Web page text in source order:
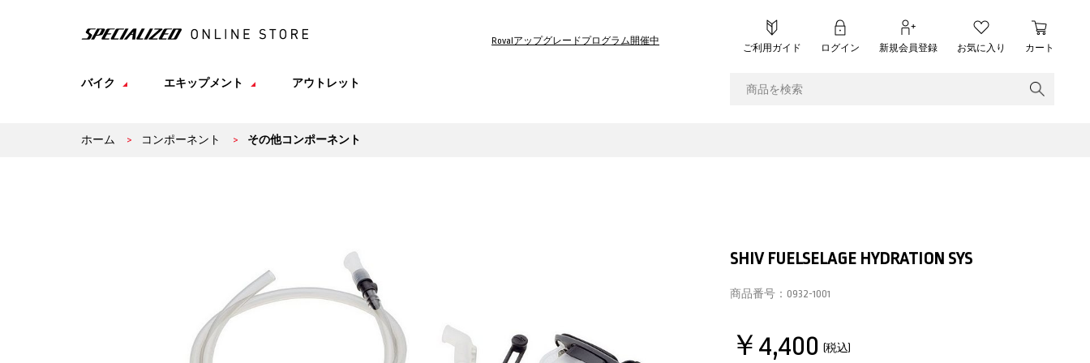
Rovalアップグレードプログラム開催中
ご利用ガイド ログイン 新規会員登録 お気に入り カート
バイク エキップメント アウトレット
ホーム > コンポーネント > その他コンポーネント
SHIV FUELSELAGE HYDRATION SYS
商品番号： 0932-1001
￥4,400 (税込)